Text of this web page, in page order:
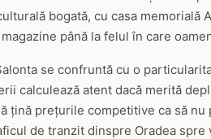
bogată, cu casa memorială
până la felul în care
se confruntă cu o
calculează atent dacă merită
țină prețurile competitive ca să
de tranzit dinspre Oradea